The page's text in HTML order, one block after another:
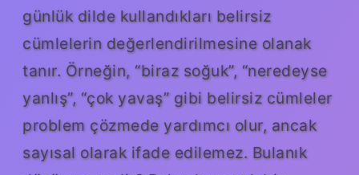
günlük dilde kullandıkları belirsiz
cümlelerin değerlendirilmesine olanak
tanır. Örneğin, “biraz soğuk”, “neredeyse
yanlış”, “çok yavaş” gibi belirsiz cümleler
problem çözmede yardımcı olur, ancak
sayısal olarak ifade edilemez. Bulanık